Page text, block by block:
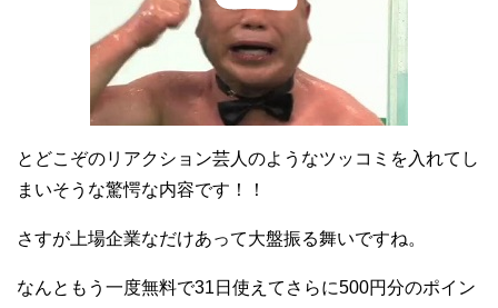
とどこぞのリアクション芸人のようなツッコミを入れてし
まいそうな驚愕な内容です！！
さすが上場企業なだけあって大盤振る舞いですね。
なんともう一度無料で31日使えてさらに500円分のポイン